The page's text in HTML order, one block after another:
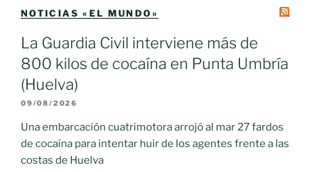
NOTICIAS «EL MUNDO»
La Guardia Civil interviene más de
800 kilos de cocaína en Punta Umbría
(Huelva)
09/08/2026
Una embarcación cuatrimotora arrojó al mar 27 fardos
de cocaína para intentar huir de los agentes frente a las
costas de Huelva